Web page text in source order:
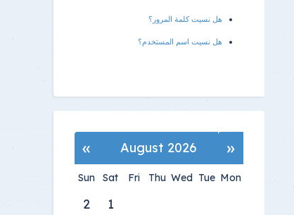
هل نسيت كلمة المرور؟
هل نسيت اسم المستخدم؟
«
August 2026
»
Mon
Tue
Wed
Thu
Fri
Sat
Sun
1
2